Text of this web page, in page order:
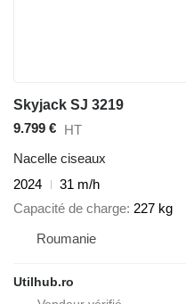
Skyjack SJ 3219
9.799 € HT
Nacelle ciseaux
2024
31 m/h
Capacité de charge 227 kg
Roumanie
Utilhub.ro